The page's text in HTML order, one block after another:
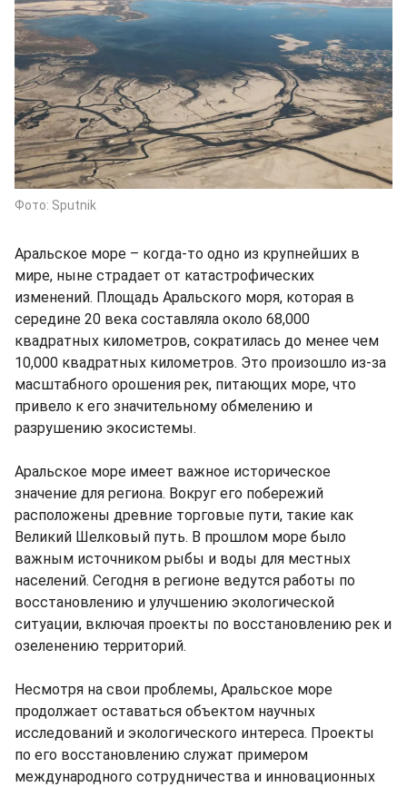
Фото: Sputnik
Аральское море – когда-то одно из крупнейших в
мире, ныне страдает от катастрофических
изменений. Площадь Аральского моря, которая в
середине 20 века составляла около 68,000
квадратных километров, сократилась до менее чем
10,000 квадратных километров. Это произошло из-за
масштабного орошения рек, питающих море, что
привело к его значительному обмелению и
разрушению экосистемы.
Аральское море имеет важное историческое
значение для региона. Вокруг его побережий
расположены древние торговые пути, такие как
Великий Шелковый путь. В прошлом море было
важным источником рыбы и воды для местных
населений. Сегодня в регионе ведутся работы по
восстановлению и улучшению экологической
ситуации, включая проекты по восстановлению рек и
озеленению территорий.
Несмотря на свои проблемы, Аральское море
продолжает оставаться объектом научных
исследований и экологического интереса. Проекты
по его восстановлению служат примером
международного сотрудничества и инновационных